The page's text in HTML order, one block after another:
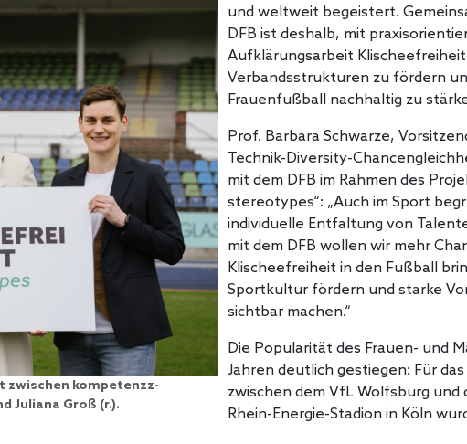
zwischen kompetenzz-
Juliana Groß (r.).
und weltweit begeistert.
DFB ist deshalb, mit
Aufklärungsarbeit
Verbandsstrukturen zu fördern
Frauenfußball nachhaltig zu
Prof. Barbara Schwarze,
Technik-Diversity-
mit dem DFB im Rahmen des
stereotypes“: „Auch im Sport
individuelle Entfaltung von
mit dem DFB wollen wir mehr
Klischeefreiheit in den Fußball
Sportkultur fördern und starke
sichtbar machen.“
Die Popularität des Frauen- und
Jahren deutlich gestiegen: Für
zwischen dem VfL Wolfsburg und
Rhein-Energie-Stadion in Köln